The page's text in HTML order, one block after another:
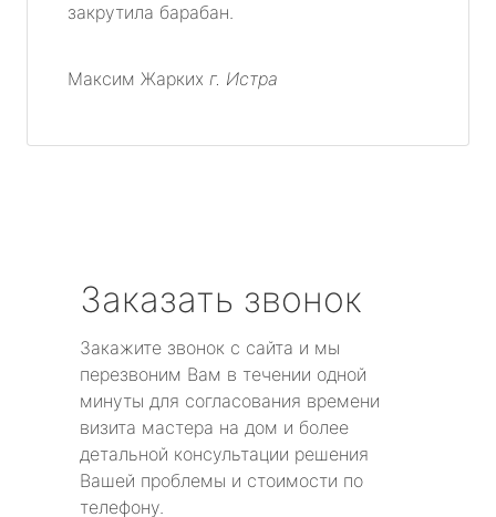
закрутила барабан.
Максим Жарких г. Истра
Заказать звонок
Закажите звонок с сайта и мы
перезвоним Вам в течении одной
минуты для согласования времени
визита мастера на дом и более
детальной консультации решения
Вашей проблемы и стоимости по
телефону.